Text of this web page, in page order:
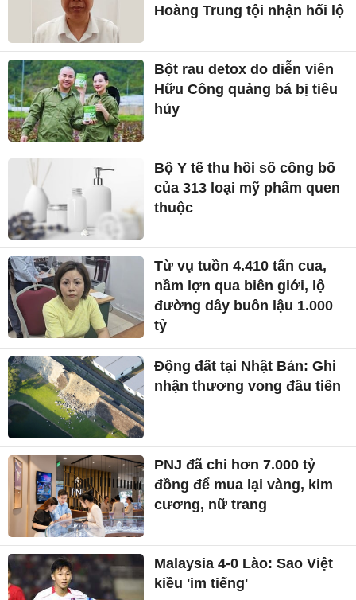
Hoàng Trung tội nhận hối lộ
Bột rau detox do diễn viên
Hữu Công quảng bá bị tiêu
hủy
Bộ Y tế thu hồi số công bố
của 313 loại mỹ phẩm quen
thuộc
Từ vụ tuồn 4.410 tấn cua,
nầm lợn qua biên giới, lộ
đường dây buôn lậu 1.000
tỷ
Động đất tại Nhật Bản: Ghi
nhận thương vong đầu tiên
PNJ đã chi hơn 7.000 tỷ
đồng để mua lại vàng, kim
cương, nữ trang
Malaysia 4-0 Lào: Sao Việt
kiều 'im tiếng'